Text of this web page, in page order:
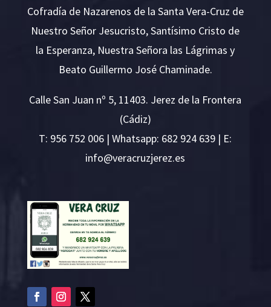
Cofradía de Nazarenos de la Santa Vera-Cruz de
Nuestro Señor Jesucristo, Santísimo Cristo de
la Esperanza, Nuestra Señora las Lágrimas y
Beato Guillermo José Chaminade.
Calle San Juan nº 5, 11403. Jerez de la Frontera
(Cádiz)
T: 956 752 006 | Whatsapp: 682 924 639 | E:
se.ze
rejzu
rcare
v@ofn
i